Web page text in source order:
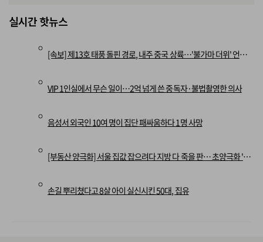
실시간 핫뉴스
[속보] 제13호 태풍 돌핀 경로, 내주 중국 상륙…'불가마 더위' 언제까지
VIP 1인실에서 무슨 일이…2억 넘게 쓴 중독자·불법촬영한 의사
음성서 외국인 10여 명이 집단 패싸움하다 1명 사망
[부동산 양극화] 서울 집값 잡으려다 지방 다 죽을 판… 초양극화 '경고등'
손길 뿌리쳤다고 8살 아이 실신시킨 50대, 집유